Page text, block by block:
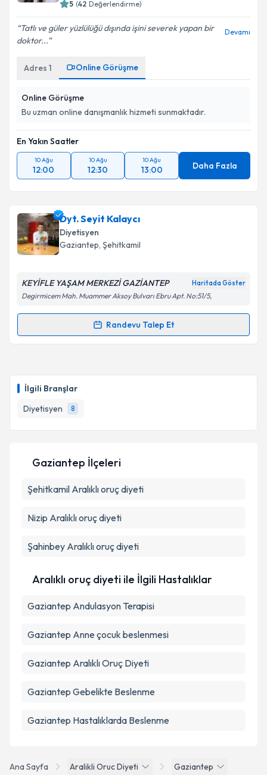
İlgili Branşlar
Diyetisyen
8
5 (42 Değerlendirme)
Tatlı ve güler yüzlülüğü dışında işini severek yapan bir
doktor...
Devamı
Adres 1 Online Görüşme
Online Görüşme
Bu uzman online danışmanlık hizmeti sunmaktadır.
En Yakın Saatler
10 Ağu
12:00
10 Ağu
12:30
10 Ağu
13:00 Daha Fazla
Dyt. Seyit Kalaycı
Diyetisyen
Gaziantep, Şehitkamil
KEYİFLE YAŞAM MERKEZİ GAZİANTEP Haritada Göster
Degirmicem Mah. Muammer Aksoy Bulvarı Ebru Apt. No:51/5,
Randevu Talep Et
Randevu Takvimi Talebi
takvim hazırlandığında e-posta ile bilgilendireceğiz.
E-posta Adresiniz
Metni'ni okudum ve kişisel verilerimin belirtilen
Ana Sayfa Aralikli Oruc Diyeti Gaziantep
Gaziantep İlçeleri
Şehitkamil Aralıklı oruç diyeti
Nizip Aralıklı oruç diyeti
Şahinbey Aralıklı oruç diyeti
Aralıklı oruç diyeti ile İlgili Hastalıklar
Gaziantep Andulasyon Terapisi
Gaziantep Anne çocuk beslenmesi
Gaziantep Aralıklı Oruç Diyeti
Gaziantep Gebelikte Beslenme
Gaziantep Hastalıklarda Beslenme